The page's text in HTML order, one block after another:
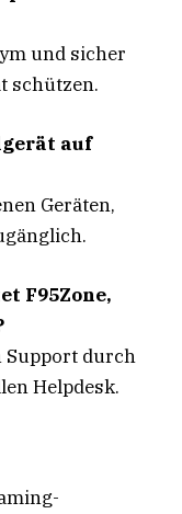
und sicher
schützen.
auf
Geräten,
F95Zone,
Support durch
Helpdesk.